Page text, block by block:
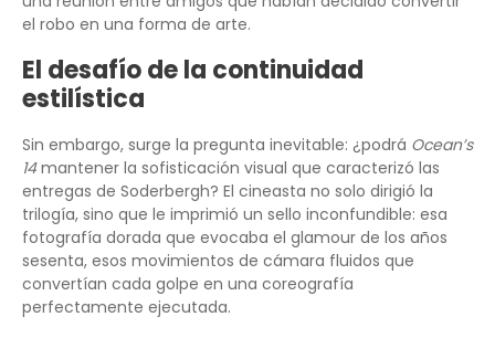
el robo en una forma de arte.
El desafío de la continuidad
estilística
Sin embargo, surge la pregunta inevitable: ¿podrá Ocean’s
14mantener la sofisticación visual que caracterizó las
entregas de Soderbergh? El cineasta no solo dirigió la
trilogía, sino que le imprimió un sello inconfundible: esa
fotografía dorada que evocaba el glamour de los años
sesenta, esos movimientos de cámara fluidos que
convertían cada golpe en una coreografía
perfectamente ejecutada.